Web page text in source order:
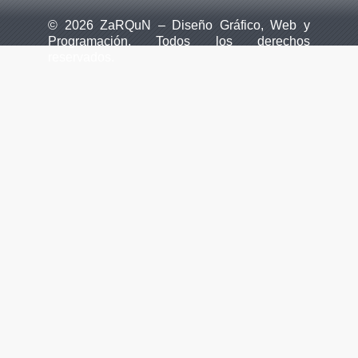
© 2026 ZaRQuN – Diseño Gráfico, Web y
Programación. Todos los derechos